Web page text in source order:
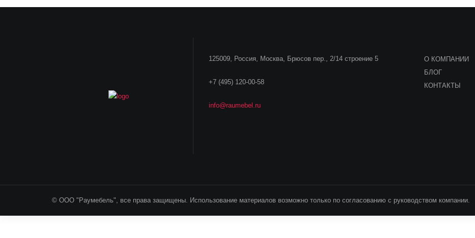
125009, Россия, Москва, Брюсов пер., 2/14 строение 5
+7 (495) 120-00-58
info@raumebel.ru
О КОМПАНИИ
БЛОГ
КОНТАКТЫ
© ООО "Раумебель", все права защищены. Использование материалов возможно только по согласованию с руководством компании.